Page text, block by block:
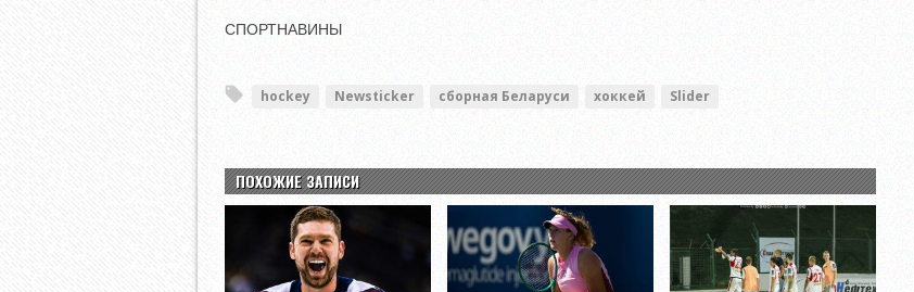
СПОРТНАВИНЫ
hockey Newsticker сборная Беларуси хоккей Slider
ПОХОЖИЕ ЗАПИСИ